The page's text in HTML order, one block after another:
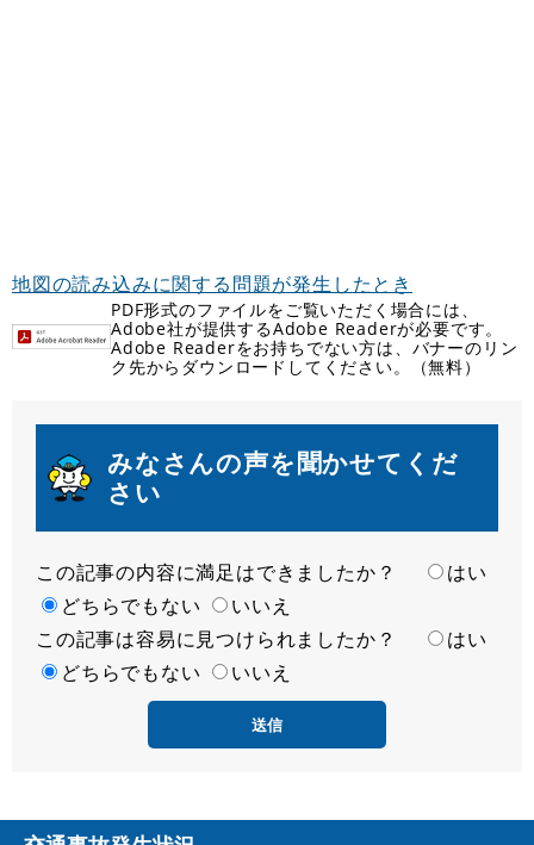
地図の読み込みに関する問題が発生したとき
PDF形式のファイルをご覧いただく場合には、
Adobe社が提供するAdobe Readerが必要です。
Adobe Readerをお持ちでない方は、バナーのリン
ク先からダウンロードしてください。（無料）
みなさんの声を聞かせてくだ
さい
満
足
度
この記事の内容に満足はできましたか？
はい
どちらでもない
いいえ
容
易
この記事は容易に見つけられましたか？
はい
どちらでもない
いいえ